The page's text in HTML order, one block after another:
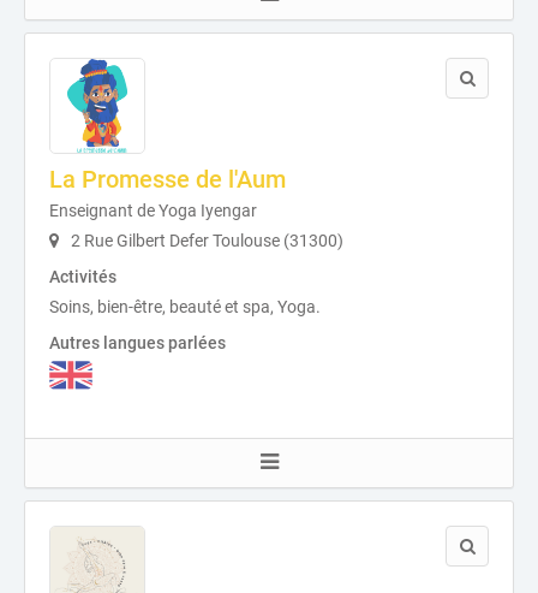
La Promesse de l'Aum
Enseignant de Yoga Iyengar
2 Rue Gilbert Defer Toulouse (31300)
Activités
Soins, bien-être, beauté et spa, Yoga.
Autres langues parlées